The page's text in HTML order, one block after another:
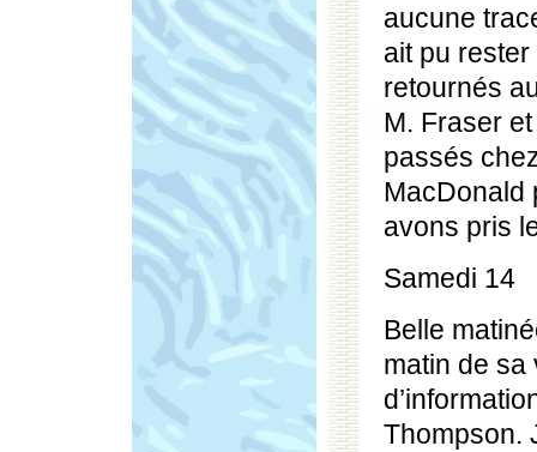
aucune
ait pu
retournés
M. Fraser
passés
MacDonald
avons pris
Samedi 14
Belle
matin de sa
Thompson.